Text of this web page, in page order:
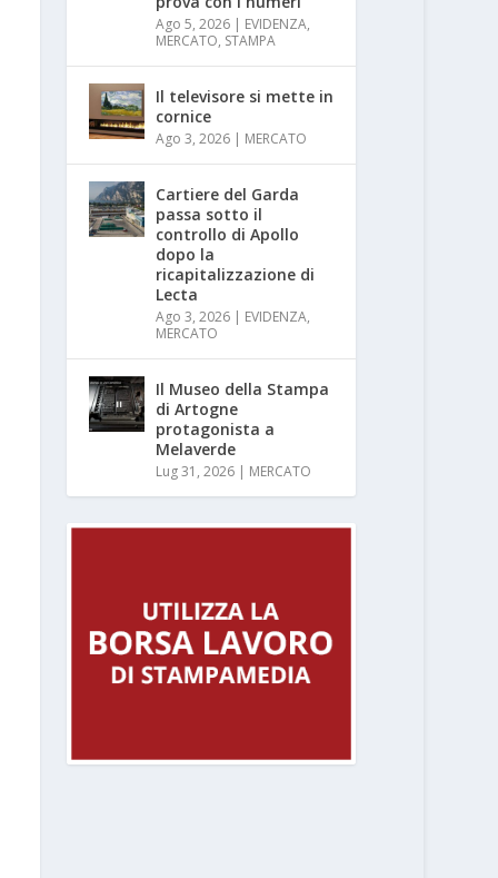
Ago 5, 2026 | EVIDENZA,
MERCATO, STAMPA
Il televisore si mette in
cornice
Ago 3, 2026 | MERCATO
Cartiere del Garda
passa sotto il
controllo di Apollo
dopo la
ricapitalizzazione di
Lecta
Ago 3, 2026 | EVIDENZA,
MERCATO
Il Museo della Stampa
di Artogne
protagonista a
Melaverde
Lug 31, 2026 | MERCATO